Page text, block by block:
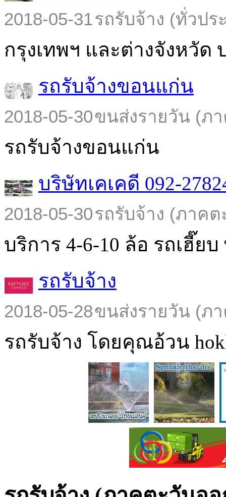
2018-05-31รถรับจ้าง (ทั่วปร
กรุงเทพฯ และต่างจังหวัด
รถรับจ้างขอนแก่น
2018-05-30ขนส่งรายวัน (ภ
รถรับจ้างขอนแก่น
บริษัทเคเคดี 092-
2018-05-30รถรับจ้าง (ภาคต
บริการ 4-6-10 ล้อ รถเฮี๊ยบ
รถรับจ้าง
2018-05-28ขนส่งรายวัน (ภ
รถรับจ้าง โดยคุณอ้วน